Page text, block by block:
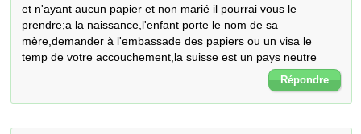
et n'ayant aucun papier et non marié il pourrai vous le
prendre;a la naissance,l'enfant porte le nom de sa
mère,demander à l'embassade des papiers ou un visa le
temp de votre accouchement,la suisse est un pays neutre
Répondre